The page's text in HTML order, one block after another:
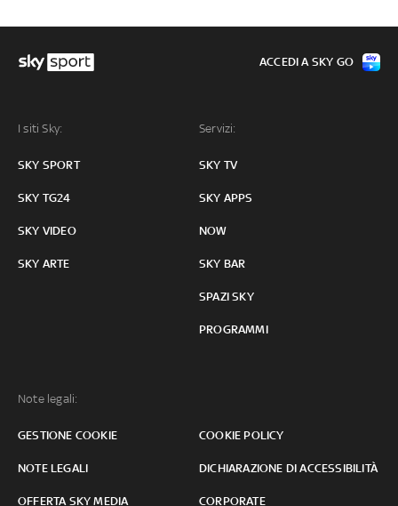
I siti Sky:
SKY SPORT
SKY TG24
SKY VIDEO
SKY ARTE
Servizi:
SKY TV
SKY APPS
NOW
SKY BAR
SPAZI SKY
PROGRAMMI
Note legali:
GESTIONE COOKIE COOKIE POLICY
NOTE LEGALI DICHIARAZIONE DI ACCESSIBILITÀ
OFFERTA SKY MEDIA CORPORATE
ACCEDI A SKY GO